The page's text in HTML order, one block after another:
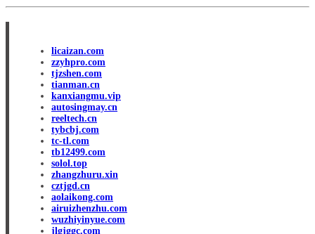
licaizan.com
zzyhpro.com
tjzshen.com
tianman.cn
kanxiangmu.vip
autosingmay.cn
reeltech.cn
tybcbj.com
tc-tl.com
tb12499.com
solol.top
zhangzhuru.xin
cztjgd.cn
aolaikong.com
airuizhenzhu.com
wuzhiyinyue.com
jlgjggc.com